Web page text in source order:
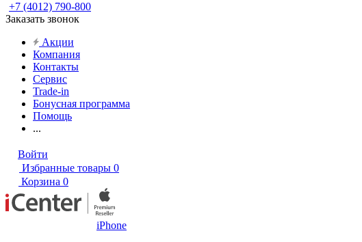
+7 (4012) 790-800
Заказать звонок
Акции
Компания
Контакты
Сервис
Trade-in
Бонусная программа
Помощь
...
Войти
Избранные товары 0
Корзина 0
iPhone